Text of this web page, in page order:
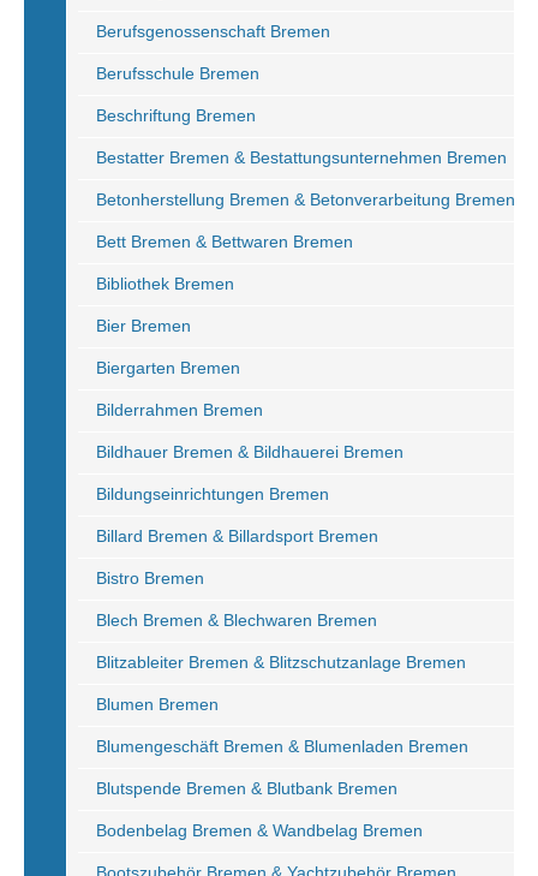
Berufsgenossenschaft Bremen
Berufsschule Bremen
Beschriftung Bremen
Bestatter Bremen & Bestattungsunternehmen Bremen
Betonherstellung Bremen & Betonverarbeitung Bremen
Bett Bremen & Bettwaren Bremen
Bibliothek Bremen
Bier Bremen
Biergarten Bremen
Bilderrahmen Bremen
Bildhauer Bremen & Bildhauerei Bremen
Bildungseinrichtungen Bremen
Billard Bremen & Billardsport Bremen
Bistro Bremen
Blech Bremen & Blechwaren Bremen
Blitzableiter Bremen & Blitzschutzanlage Bremen
Blumen Bremen
Blumengeschäft Bremen & Blumenladen Bremen
Blutspende Bremen & Blutbank Bremen
Bodenbelag Bremen & Wandbelag Bremen